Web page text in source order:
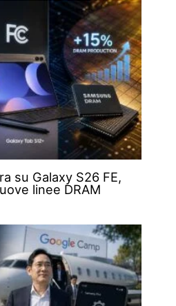
su Galaxy S26 FE,
linee DRAM